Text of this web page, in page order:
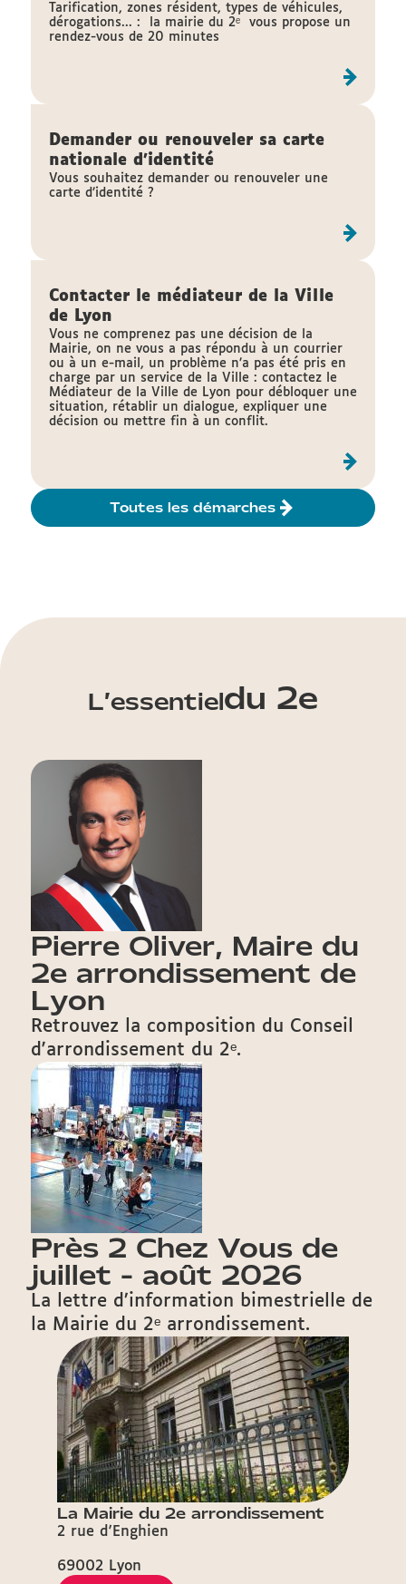
Tarification, zones résident, types de véhicules,
dérogations... : la mairie du 2ᵉ vous propose un
rendez-vous de 20 minutes
Demander ou renouveler sa carte
nationale d'identité
Vous souhaitez demander ou renouveler une
carte d’identité ?
Contacter le médiateur de la Ville
de Lyon
Vous ne comprenez pas une décision de la
Mairie, on ne vous a pas répondu à un courrier
ou à un e-mail, un problème n’a pas été pris en
charge par un service de la Ville : contactez le
Médiateur de la Ville de Lyon pour débloquer une
situation, rétablir un dialogue, expliquer une
décision ou mettre fin à un conflit.
Toutes les démarches
L’essentieldu 2e
Pierre Oliver, Maire du
2e arrondissement de
Lyon
Retrouvez la composition du Conseil
d'arrondissement du 2ᵉ.
Près 2 Chez Vous de
juillet - août 2026
La lettre d’information bimestrielle de
la Mairie du 2ᵉ arrondissement.
La Mairie du 2e arrondissement
2 rue d'Enghien
69002 Lyon